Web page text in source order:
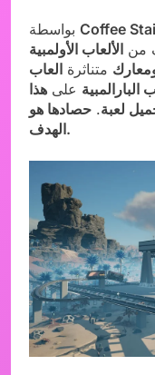
من الألعاب الأولمبية​
متناثرة العاب
البارالمبية على هذا
لعبة​. حصادها هو
الهدف.